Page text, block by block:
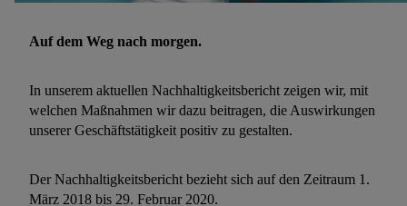
Auf dem Weg nach morgen.
In unserem aktuellen Nachhaltigkeitsbericht zeigen wir, mit
welchen Maßnahmen wir dazu beitragen, die Auswirkungen
unserer Geschäftstätigkeit positiv zu gestalten.
Der Nachhaltigkeitsbericht bezieht sich auf den Zeitraum 1.
März 2018 bis 29. Februar 2020.